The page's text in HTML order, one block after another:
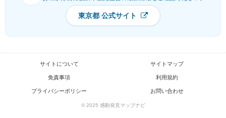
東京都 公式サイト
サイトについて サイトマップ
免責事項 利用規約
プライバシーポリシー お問い合わせ
© 2025 感動発見マップナビ